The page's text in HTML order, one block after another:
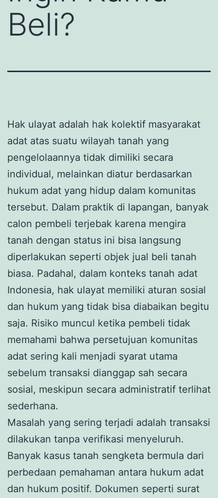
Beli?
Hak ulayat adalah hak kolektif masyarakat
adat atas suatu wilayah tanah yang
pengelolaannya tidak dimiliki secara
individual, melainkan diatur berdasarkan
hukum adat yang hidup dalam komunitas
tersebut. Dalam praktik di lapangan, banyak
calon pembeli terjebak karena mengira
tanah dengan status ini bisa langsung
diperlakukan seperti objek jual beli tanah
biasa. Padahal, dalam konteks tanah adat
Indonesia, hak ulayat memiliki aturan sosial
dan hukum yang tidak bisa diabaikan begitu
saja. Risiko muncul ketika pembeli tidak
memahami bahwa persetujuan komunitas
adat sering kali menjadi syarat utama
sebelum transaksi dianggap sah secara
sosial, meskipun secara administratif terlihat
sederhana.
Masalah yang sering terjadi adalah transaksi
dilakukan tanpa verifikasi menyeluruh.
Banyak kasus tanah sengketa bermula dari
perbedaan pemahaman antara hukum adat
dan hukum positif. Dokumen seperti surat